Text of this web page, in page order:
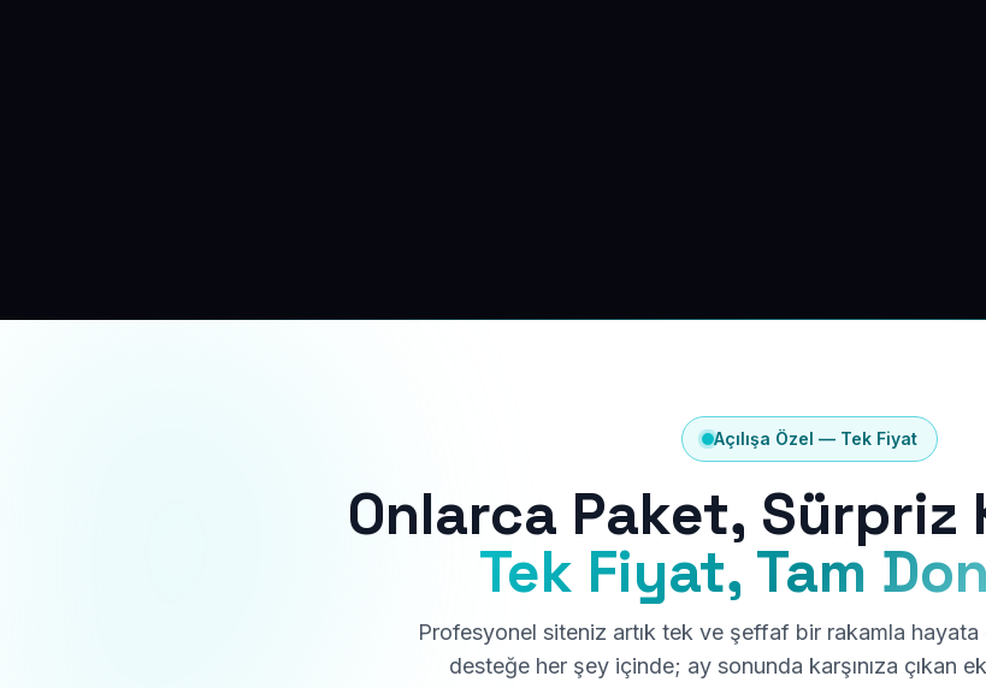
Açılışa Özel — Tek Fiyat
Onlarca Paket, Sürpriz
Tek Fiyat, Tam
Profesyonel siteniz artık tek ve şeffaf bir rakamla hayata
desteğe her şey içinde; ay sonunda karşınıza çıkan